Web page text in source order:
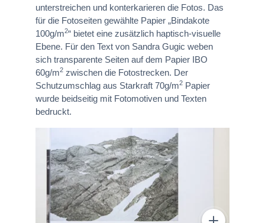
unterstreichen und konterkarieren die Fotos. Das
für die Fotoseiten gewählte Papier „Bindakote
100g/m2“ bietet eine zusätzlich haptisch-visuelle
Ebene. Für den Text von Sandra Gugic weben
sich transparente Seiten auf dem Papier IBO
60g/m2 zwischen die Fotostrecken. Der
Schutzumschlag aus Starkraft 70g/m2 Papier
wurde beidseitig mit Fotomotiven und Texten
bedruckt.